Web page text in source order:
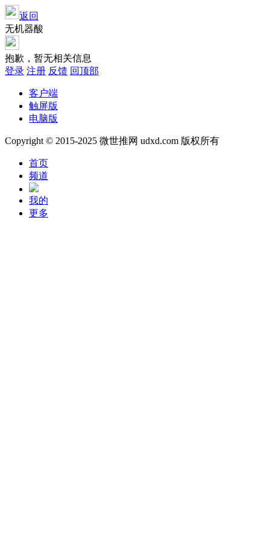
返回
无机器酸
抱歉，暂无相关信息
登录 注册 反馈 回顶部
客户端
触屏版
电脑版
Copyright © 2015-2025 微世推网 udxd.com 版权所有
首页
频道
我的
更多